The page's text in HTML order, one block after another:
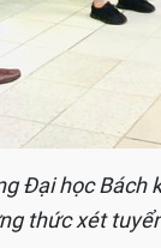
Đại học Bách
thức xét